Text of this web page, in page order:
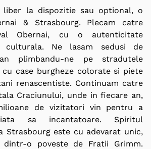
liber la dispozitie sau optional,o
& Strasbourg. Plecam catre
Obernai, cu o autenticitate
culturala. Ne lasam sedusi de
plimbandu-ne pe stradutele
case burgheze colorate si piete
renascentiste. Continuam catre
Craciunului, unde in fiecare an,
de vizitatori vin pentru a
sa incantatoare. Spiritul
Strasbourg este cu adevarat unic,
dintr-o poveste de Fratii Grimm.